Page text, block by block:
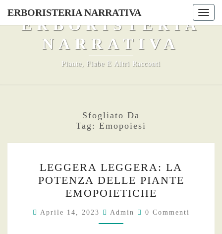
content
ERBORISTERIA NARRATIVA
ERBORISTERIA
NARRATIVA
Piante, Fiabe E Altri Racconti
Sfogliato Da
Tag: Emopoiesi
LEGGERA:
LA
POTENZA
DELLE
PIANTE
LEGGERA LEGGERA: LA
POTENZA DELLE PIANTE
EMOPOIETICHE
Aprile 14, 2023 Admin Commenti
0 Commenti